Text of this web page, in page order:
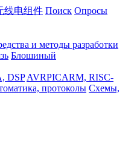
线电组件 Поиск Опросы
и методы разработки
Блошиный
DSP AVRPICARM, RISC-
протоколы Схемы,